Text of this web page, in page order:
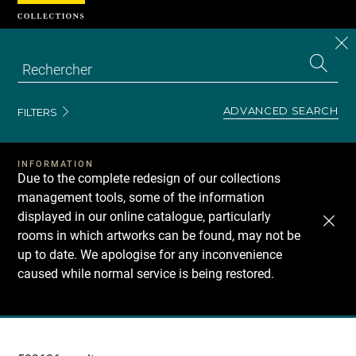
FILTERS ADVANCED SEARCH
INFORMATION
Due to the complete redesign of our collections
management tools, some of the information
displayed in our online catalogue, particularly
rooms in which artworks can be found, may not be
up to date. We apologise for any inconvenience
caused while normal service is being restored.
Recherche
Cookies management panel